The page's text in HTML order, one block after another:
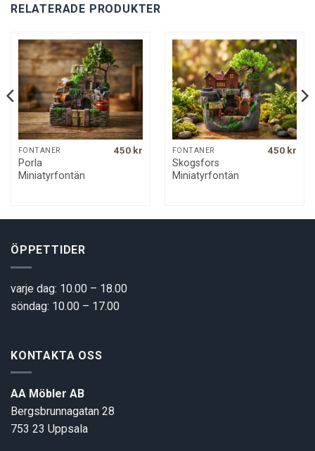
RELATERADE PRODUKTER
FONTÄNER
Porla
Miniatyrfontän
450 kr FONTÄNER
Skogsfors
Miniatyrfontän
450 kr
ÖPPETTIDER
varje dag: 10.00 – 18.00
söndag: 10.00 – 17.00
KONTAKTA OSS
AA Möbler AB
Bergsbrunnagatan 28
753 23 Uppsala